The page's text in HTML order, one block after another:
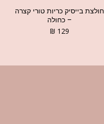
חולצת בייסיק כריות טורי קצרה
– כחולה
₪ 129